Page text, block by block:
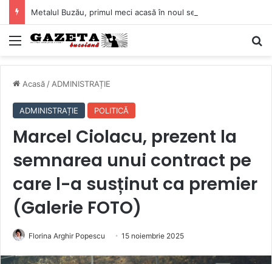
Mediu
Acasă / ADMINISTRAȚIE
ADMINISTRAȚIE POLITICĂ
Marcel Ciolacu, prezent la
semnarea unui contract pe
care l-a susținut ca premier
(Galerie FOTO)
Florina Arghir Popescu 15 noiembrie 2025